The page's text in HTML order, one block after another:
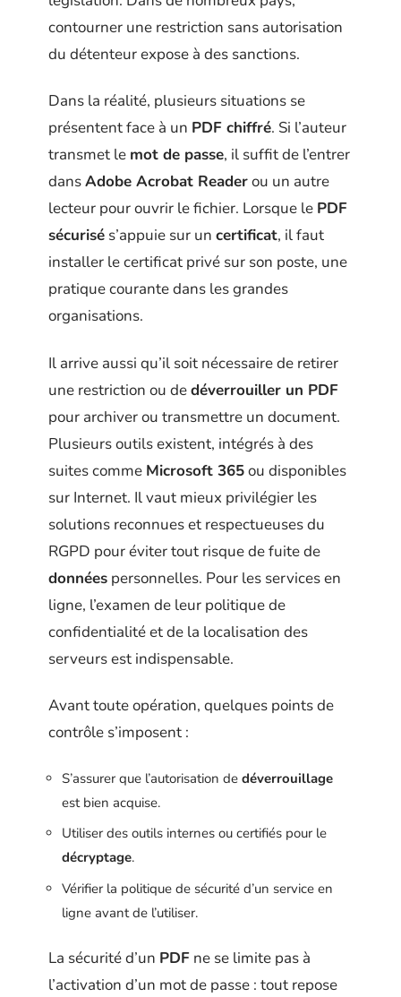
contourner une restriction sans autorisation
du détenteur expose à des sanctions.
Dans la réalité, plusieurs situations se
présentent face à un PDF chiffré. Si l’auteur
transmet le mot de passe, il suffit de l’entrer
dansAdobe Acrobat Readerou un autre
lecteur pour ouvrir le fichier. Lorsque le PDF
sécurisé s’appuie sur un certificat, il faut
installer le certificat privé sur son poste, une
pratique courante dans les grandes
organisations.
Il arrive aussi qu’il soit nécessaire de retirer
une restriction ou dedéverrouiller un PDF
pour archiver ou transmettre un document.
Plusieurs outils existent, intégrés à des
suites comme Microsoft 365ou disponibles
sur Internet. Il vaut mieux privilégier les
solutions reconnues et respectueuses du
RGPD pour éviter tout risque de fuite de
données personnelles. Pour les services en
ligne, l’examen de leur politique de
confidentialité et de la localisation des
serveurs est indispensable.
Avant toute opération, quelques points de
contrôle s’imposent :
S’assurer que l’autorisation de déverrouillage
est bien acquise.
Utiliser des outils internes ou certifiés pour le
décryptage.
Vérifier la politique de sécurité d’un service en
ligne avant de l’utiliser.
La sécurité d’un PDF ne se limite pas à
l’activation d’un mot de passe : tout repose